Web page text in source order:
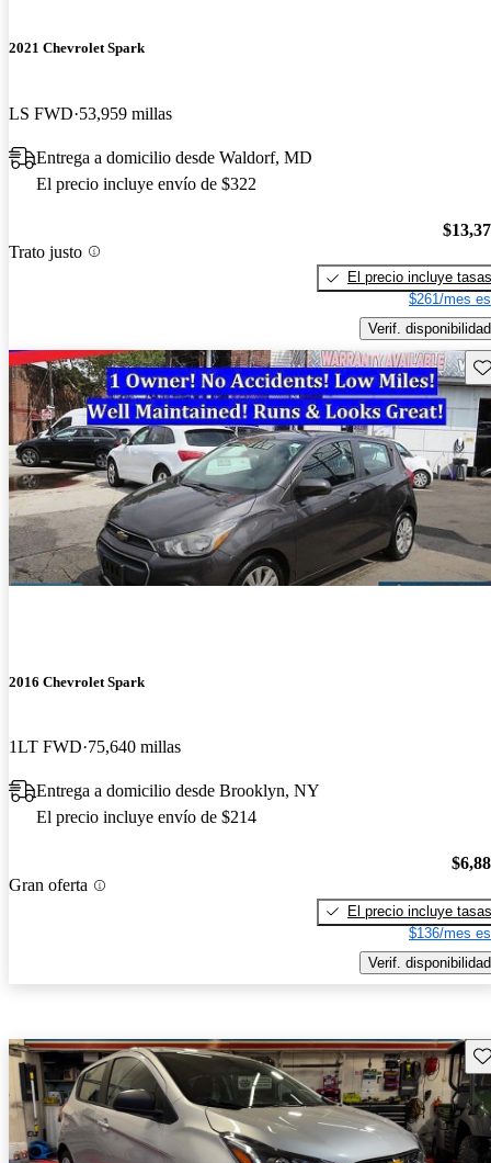
2021 Chevrolet Spark
LS FWD 53,959 millas
Entrega a domicilio desde Waldorf, MD
El precio incluye envío de $322
Trato justo
El precio incluye tasas
$261/mes
Verif. disponibilidad
2016 Chevrolet Spark
1LT FWD 75,640 millas
Entrega a domicilio desde Brooklyn, NY
El precio incluye envío de $214
Gran oferta
El precio incluye tasas
$136/mes
Verif. disponibilidad